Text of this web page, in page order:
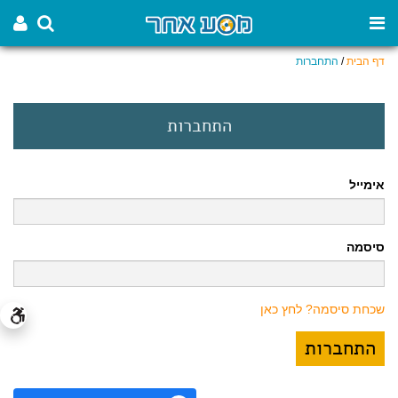
דף הבית/ התחברות
התחברות
אימייל
סיסמה
שכחת סיסמה? לחץ כאן